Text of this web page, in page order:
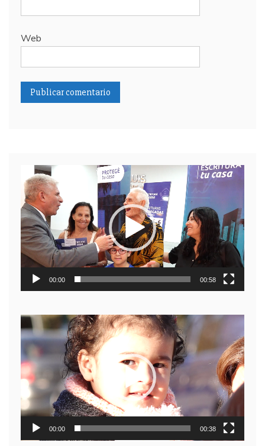
Web
Reproductor
de
video
00:00 00:58
Reproductor
de
video
00:00 00:38